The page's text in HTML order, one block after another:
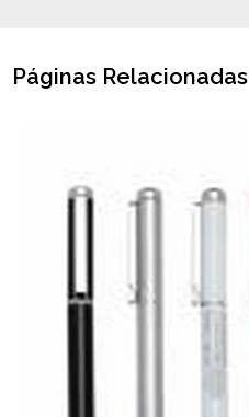
Páginas Relacionadas